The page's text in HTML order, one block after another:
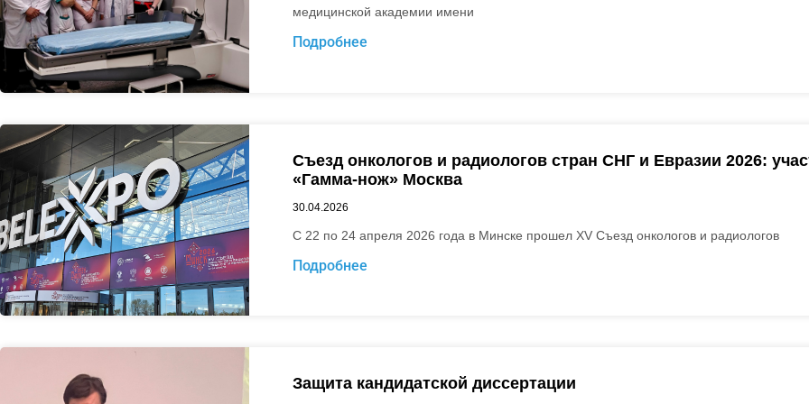
медицинской академии имени
Подробнее
Съезд онкологов и радиологов стран СНГ и Евразии 2026:
«Гамма-нож» Москва
30.04.2026
С 22 по 24 апреля 2026 года в Минске прошел XV Съезд онкологов и радиологов
Подробнее
Защита кандидатской диссертации